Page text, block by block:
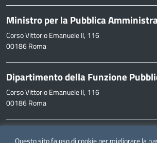
Questo sito fa uso di cookie per migliorare la
Ministro per la Pubblica
Corso Vittorio Emanuele II, 116
00186 Roma
Dipartimento della Funzione
Corso Vittorio Emanuele II, 116
00186 Roma